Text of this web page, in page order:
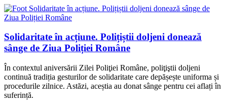
Solidaritate în acțiune. Polițiștii doljeni donează
sânge de Ziua Poliției Române
În contextul aniversării Zilei Poliţiei Române, poliţiştii doljeni
continuă tradiția gesturilor de solidaritate care depășește uniforma și
procedurile zilnice. Astăzi, aceștia au donat sânge pentru cei aflați în
suferință.